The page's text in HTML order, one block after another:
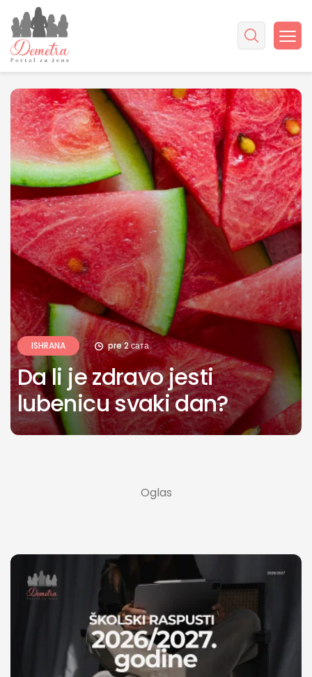
ISHRANA pre 2 сата
Da li je zdravo jesti
lubenicu svaki dan?